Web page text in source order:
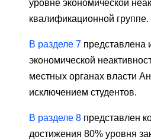
уровне экономической
квалификационной группе.
В разделе 7
экономической
местных органах власти
исключением студентов.
В разделе 8 представлен
достижения 80% уровня